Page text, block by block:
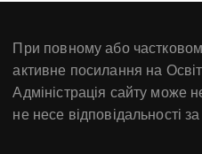
При повному або
активне посилання на
Адміністрація сайту може
не несе відповідальності